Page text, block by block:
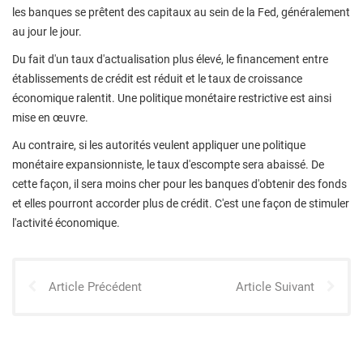
les banques se prêtent des capitaux au sein de la Fed, généralement
au jour le jour.
Du fait d'un taux d'actualisation plus élevé, le financement entre
établissements de crédit est réduit et le taux de croissance
économique ralentit. Une politique monétaire restrictive est ainsi
mise en œuvre.
Au contraire, si les autorités veulent appliquer une politique
monétaire expansionniste, le taux d'escompte sera abaissé. De
cette façon, il sera moins cher pour les banques d'obtenir des fonds
et elles pourront accorder plus de crédit. C'est une façon de stimuler
l'activité économique.
Article Précédent Article Suivant